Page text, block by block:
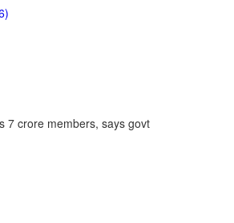
7 crore members, says govt